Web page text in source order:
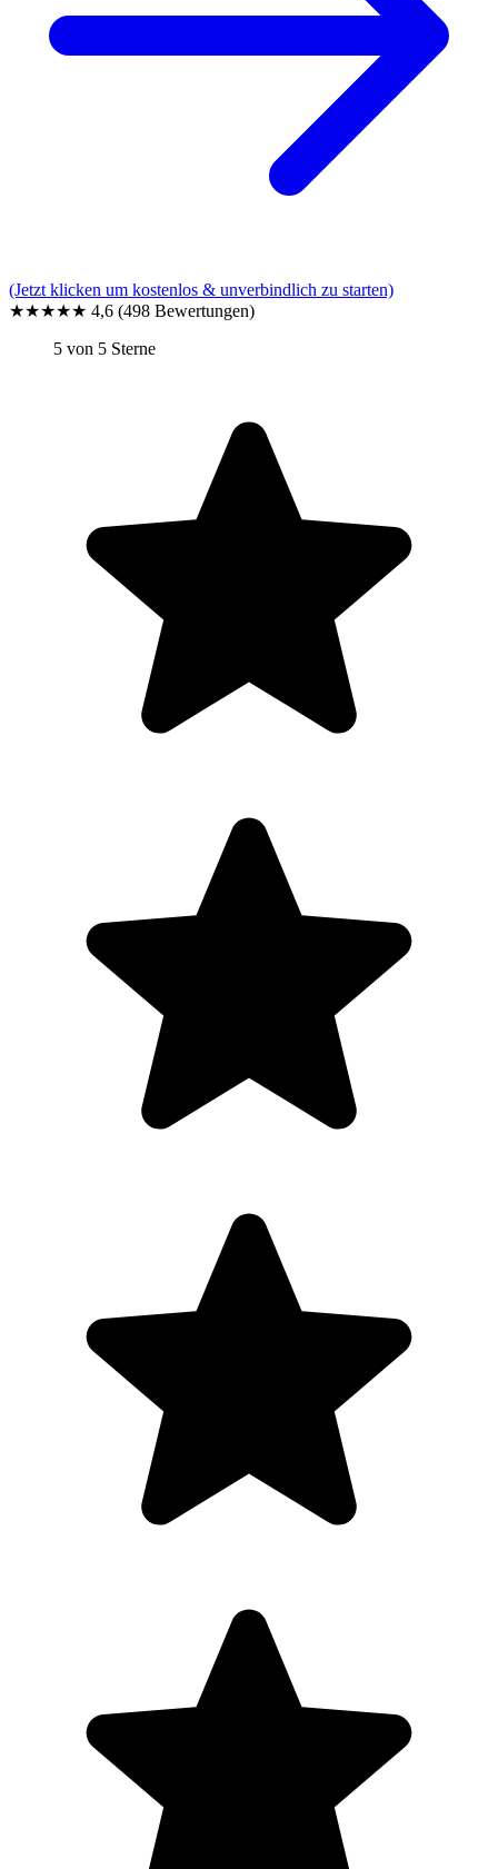
(Jetzt klicken um kostenlos & unverbindlich zu starten)
★★★★★ 4,6 (498 Bewertungen)
5 von 5 Sterne